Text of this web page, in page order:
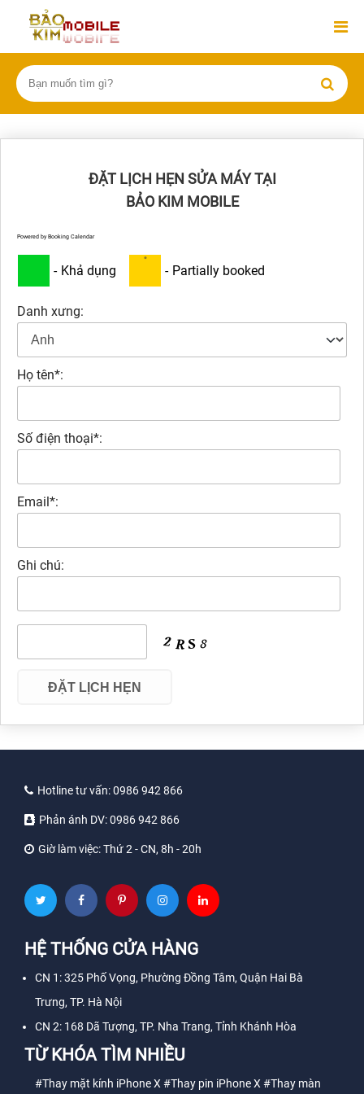
ĐẶT LỊCH HẸN SỬA MÁY TẠI
BẢO KIM MOBILE
Powered by Booking Calendar
- Khả dụng
·
- Partially booked
Danh xưng:
Họ tên*:
Số điện thoại*:
Email*:
Ghi chú:
Hotline tư vấn:0986 942 866
Phản ánh DV:0986 942 866
Giờ làm việc:Thứ 2 - CN, 8h - 20h
HỆ THỐNG CỬA HÀNG
CN 1: 325 Phố Vọng, Phường Đồng Tâm, Quận Hai Bà
Trưng, TP. Hà Nội
CN 2: 168 Dã Tượng, TP. Nha Trang, Tỉnh Khánh Hòa
TỪ KHÓA TÌM NHIỀU
#Thay mặt kính iPhone X #Thay pin iPhone X #Thay màn